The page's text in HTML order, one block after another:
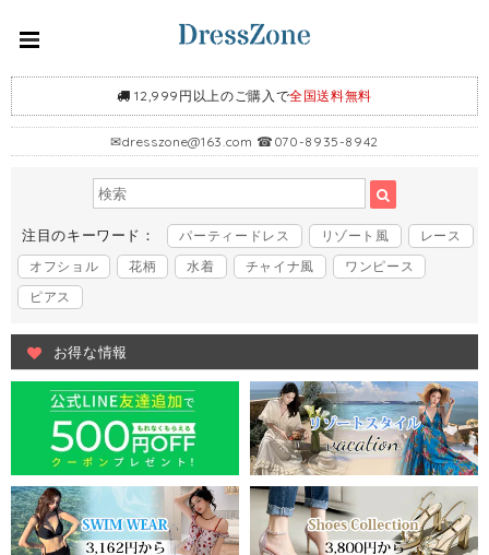
12,999円以上のご購入で全国送料無料
✉dresszone@163.com ☎070-8935-8942
注目のキーワード： パーティードレス リゾート風
レース
オフショル
花柄 水着 チャイナ風
ワンピース
ピアス
お得な情報